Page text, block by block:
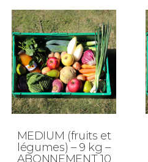
MEDIUM (fruits et
légumes) – 9 kg –
ABONNEMENT 10